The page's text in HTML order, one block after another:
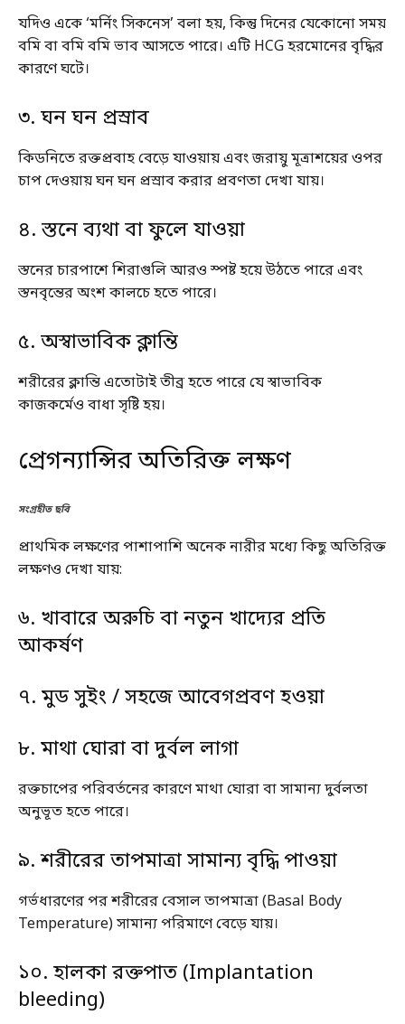
যদিও একে ‘মর্নিং সিকনেস’ বলা হয়, কিন্তু দিনের যেকোনো সময়
বমি বা বমি বমি ভাব আসতে পারে। এটি HCG হরমোনের বৃদ্ধির
কারণে ঘটে।
৩. ঘন ঘন প্রস্রাব
কিডনিতে রক্তপ্রবাহ বেড়ে যাওয়ায় এবং জরায়ু মূত্রাশয়ের ওপর
চাপ দেওয়ায় ঘন ঘন প্রস্রাব করার প্রবণতা দেখা যায়।
৪. স্তনে ব্যথা বা ফুলে যাওয়া
স্তনের চারপাশে শিরাগুলি আরও স্পষ্ট হয়ে উঠতে পারে এবং
স্তনবৃন্তের অংশ কালচে হতে পারে।
৫. অস্বাভাবিক ক্লান্তি
শরীরের ক্লান্তি এতোটাই তীব্র হতে পারে যে স্বাভাবিক
কাজকর্মেও বাধা সৃষ্টি হয়।
প্রেগন্যান্সির অতিরিক্ত লক্ষণ
সংগ্রহীত ছবি
প্রাথমিক লক্ষণের পাশাপাশি অনেক নারীর মধ্যে কিছু অতিরিক্ত
লক্ষণও দেখা যায়:
৬. খাবারে অরুচি বা নতুন খাদ্যের প্রতি
আকর্ষণ
৭. মুড সুইং / সহজে আবেগপ্রবণ হওয়া
৮. মাথা ঘোরা বা দুর্বল লাগা
রক্তচাপের পরিবর্তনের কারণে মাথা ঘোরা বা সামান্য দুর্বলতা
অনুভূত হতে পারে।
৯. শরীরের তাপমাত্রা সামান্য বৃদ্ধি পাওয়া
গর্ভধারণের পর শরীরের বেসাল তাপমাত্রা (Basal Body
Temperature) সামান্য পরিমাণে বেড়ে যায়।
১০. হালকা রক্তপাত (Implantation
bleeding)